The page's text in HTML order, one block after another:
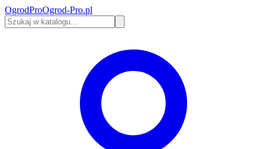
OgrodProOgrod-Pro.pl